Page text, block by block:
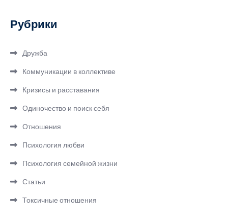
Рубрики
Дружба
Коммуникации в коллективе
Кризисы и расставания
Одиночество и поиск себя
Отношения
Психология любви
Психология семейной жизни
Статьи
Токсичные отношения